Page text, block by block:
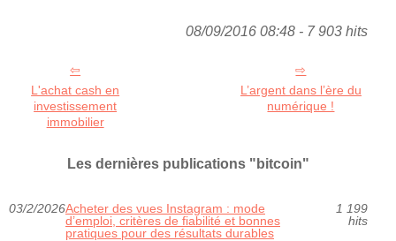
08/09/2016 08:48 - 7 903 hits
L'achat cash en
investissement
immobilier
L’argent dans l’ère du
numérique !
Les dernières publications "bitcoin"
03/2/2026Acheter des vues Instagram : mode
d’emploi, critères de fiabilité et bonnes
pratiques pour des résultats durables
1 199
hits